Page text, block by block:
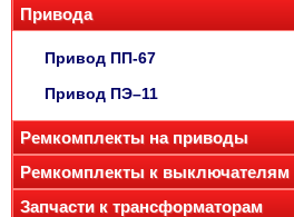
Привода
Привод ПП-67
Привод ПЭ–11
Ремкомплекты на приводы
Ремкомплекты к выключателям
Запчасти к трансформаторам